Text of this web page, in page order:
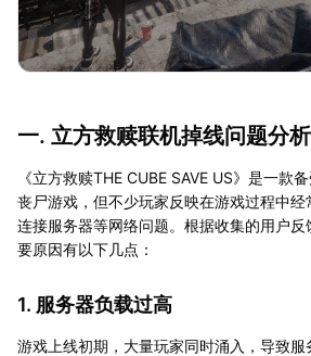
一. 立方救赎联机掉线问题分析
《立方救赎THE CUBE SAVE US》是一款
丧尸游戏，但不少玩家反映在游戏过程中
连接服务器等网络问题。根据收集的用户
要原因有以下几点：
1. 服务器负载过高
游戏上线初期，大量玩家同时涌入，导致服